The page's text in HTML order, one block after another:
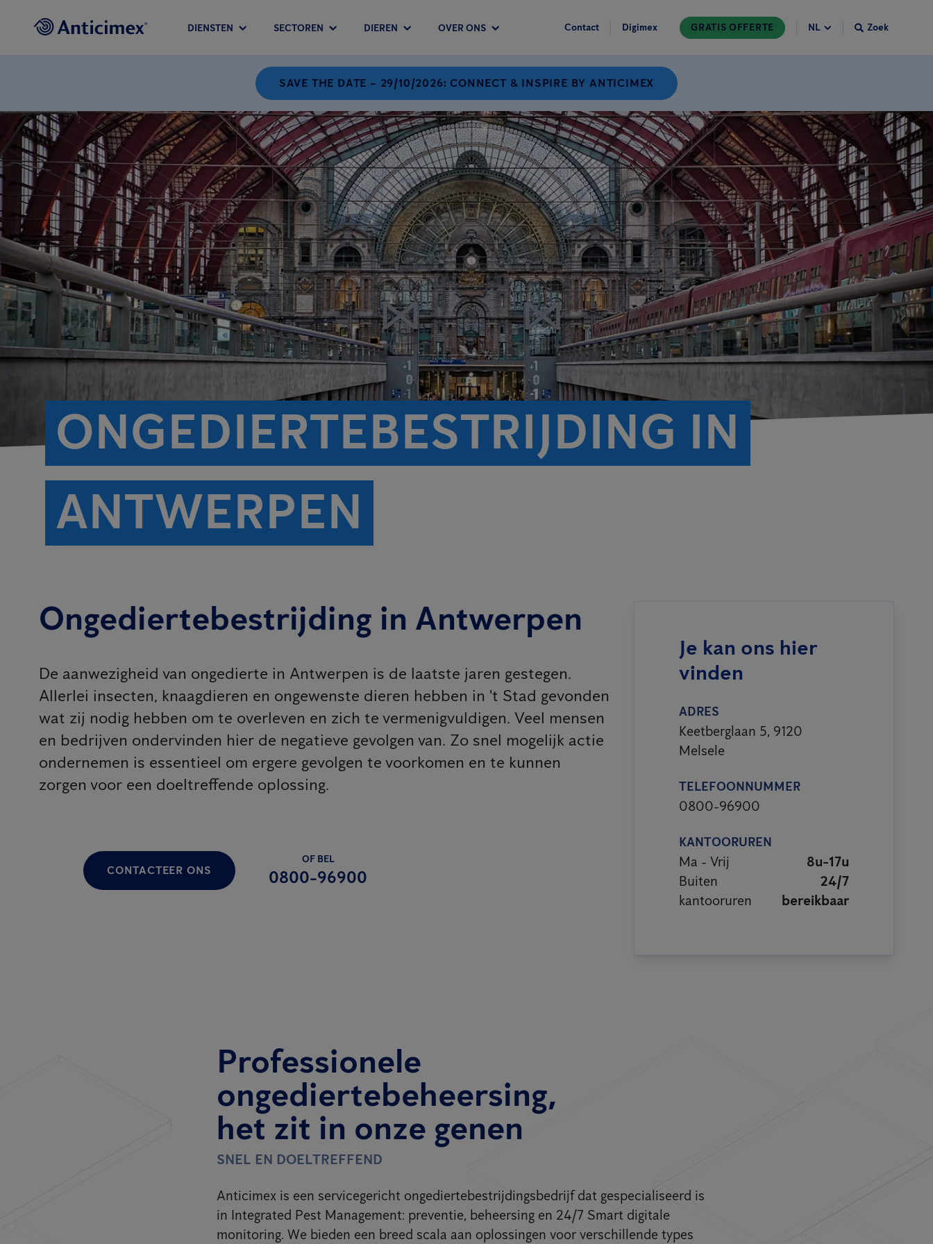
DIENSTEN SECTOREN DIEREN OVER ONS Contact Digimex GRATIS OFFERTE Zoek
SAVE THE DATE – 29/10/2026: CONNECT & INSPIRE BY ANTICIMEX
ONGEDIERTEBESTRIJDING IN
ANTWERPEN
Ongediertebestrijding in Antwerpen
De aanwezigheid van ongedierte in Antwerpen is de laatste jaren gestegen.
Allerlei insecten, knaagdieren en ongewenste dieren hebben in 't Stad gevonden
wat zij nodig hebben om te overleven en zich te vermenigvuldigen. Veel mensen
en bedrijven ondervinden hier de negatieve gevolgen van. Zo snel mogelijk actie
ondernemen is essentieel om ergere gevolgen te voorkomen en te kunnen
zorgen voor een doeltreffende oplossing.
CONTACTEER ONS
OF BEL
0800-96900
Je kan ons hier
vinden
ADRES
Keetberglaan 5, 9120
Melsele
TELEFOONNUMMER
0800-96900
KANTOORUREN
Ma - Vrij
8u-17u
Buiten
24/7
kantooruren
bereikbaar
Professionele
ongediertebeheersing,
het zit in onze genen
SNEL EN DOELTREFFEND
Anticimex is een servicegericht ongediertebestrijdingsbedrijf dat gespecialiseerd is
in Integrated Pest Management: preventie, beheersing en 24/7 Smart digitale
monitoring. We bieden een breed scala aan oplossingen voor verschillende types